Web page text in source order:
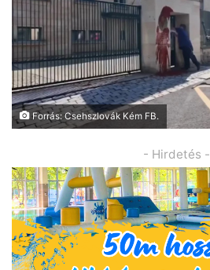
Forrás: Csehszlovák Kém FB.
- Hirdetés -